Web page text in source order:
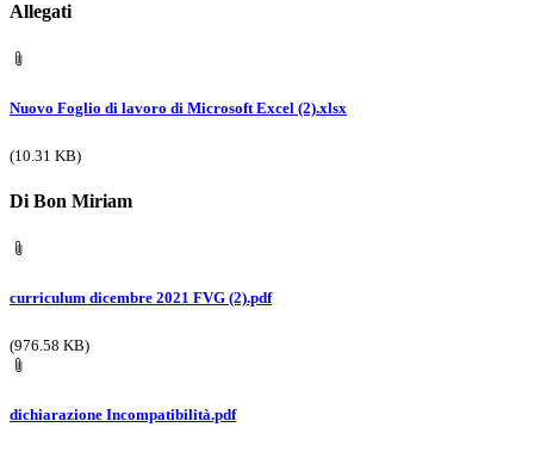
Allegati
Nuovo Foglio di lavoro di Microsoft Excel (2).xlsx
(10.31 KB)
Di Bon Miriam
curriculum dicembre 2021 FVG (2).pdf
(976.58 KB)
dichiarazione Incompatibilità.pdf